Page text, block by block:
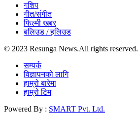
गशिप
गीत/संगीत
फिल्मी खबर
बलिउड / हलिउड
© 2023 Resunga News.All rights reserved.
सम्पर्क
विज्ञापनको लागि
हाम्रो बारेमा
हाम्रो टिम
Powered By : SMART Pvt. Ltd.